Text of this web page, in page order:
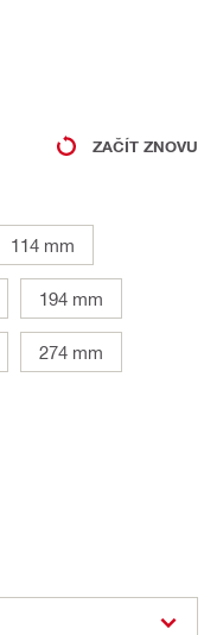
ZAČÍT ZNOVU
114 mm
194 mm
274 mm